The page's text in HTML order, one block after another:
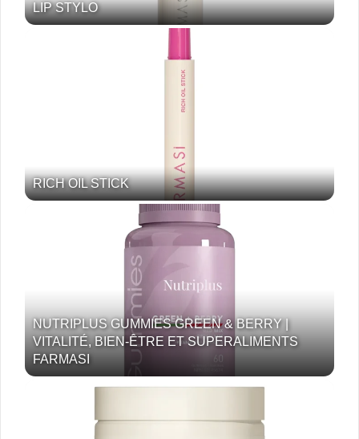
LIP STYLO
RICH OIL STICK
NUTRIPLUS GUMMIES GREEN & BERRY |
VITALITÉ, BIEN-ÊTRE ET SUPERALIMENTS
FARMASI